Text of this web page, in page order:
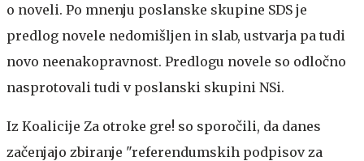
o noveli. Po mnenju poslanske skupine SDS je
predlog novele nedomišljen in slab, ustvarja pa tudi
novo neenakopravnost. Predlogu novele so odločno
nasprotovali tudi v poslanski skupini NSi.
Iz Koalicije Za otroke gre! so sporočili, da danes
začenjajo zbiranje "referendumskih podpisov za